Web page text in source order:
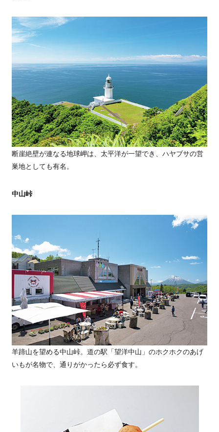
断崖絶壁が連なる地球岬は、太平洋が一望でき、ハヤブサの営
巣地としても有名。
中山峠
羊蹄山を望める中山峠。道の駅「望洋中山」のホクホクのあげ
いもが名物で、通りがかったら必ず食す。